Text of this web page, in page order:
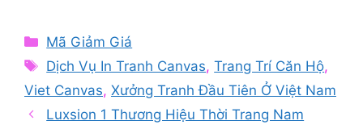
Categories
Mã Giảm Giá
Tags
Dịch Vụ In Tranh Canvas,Trang Trí Căn Hộ,
Viet Canvas, Xưởng Tranh Đầu Tiên Ở Việt Nam
Luxsion 1 Thương Hiệu Thời Trang Nam